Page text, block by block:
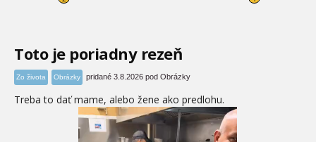
Toto je poriadny rezeň
Zo života Obrázky pridané 3.8.2026 pod Obrázky
Treba to dať mame, alebo žene ako predlohu.